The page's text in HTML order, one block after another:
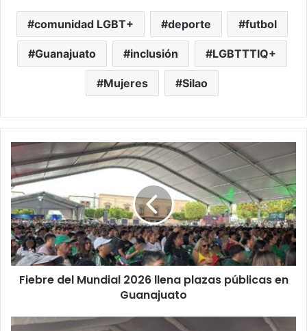
comunidad LGBT+ deporte futbol
Guanajuato inclusión LGBTTTIQ+
Mujeres Silao
Fiebre
del
Mundial
2026
llena
plazas
públicas
en
Guanajuato
Fiebre del Mundial 2026 llena plazas públicas en
Guanajuato
Familias